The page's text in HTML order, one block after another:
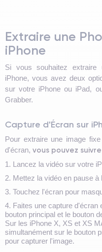
Extraire une
iPhone
Si vous souhaitez
iPhone, vous avez deux
sur votre iPhone ou iPad,
Grabber.
Capture d'Écran sur
Pour extraire une image
d'écran, vous pouvez
1. Lancez la vidéo sur votre
2. Mettez la vidéo en pause à
3. Touchez l'écran pour
4. Faites une capture d'écran
bouton principal et le bouton
Sur les iPhone X, XS et XS
simultanément sur le bouton
pour capturer l'image.